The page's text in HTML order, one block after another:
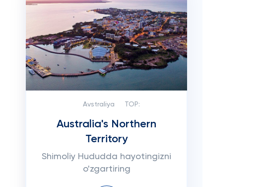
Avstraliya TOP:
Australia's Northern
Territory
Shimoliy Hududda hayotingizni
o'zgartiring